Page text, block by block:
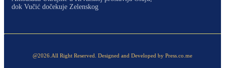
dok Vučić dočekuje Zelenskog
@2026.All Right Reserved. Designed and Developed by Press.co.me